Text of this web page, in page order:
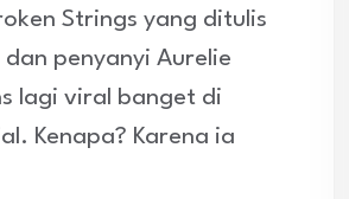
Strings yang ditulis
penyanyi Aurelie
lagi viral banget di
Kenapa? Karena ia